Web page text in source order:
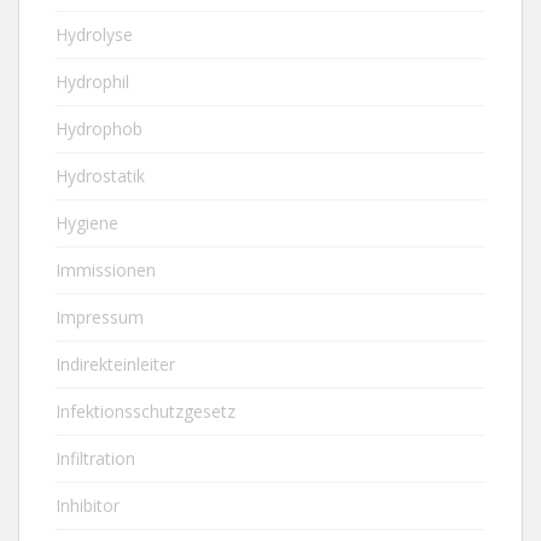
Hydrolyse
Hydrophil
Hydrophob
Hydrostatik
Hygiene
Immissionen
Impressum
Indirekteinleiter
Infektionsschutzgesetz
Infiltration
Inhibitor